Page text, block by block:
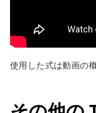
使用した式は動画の